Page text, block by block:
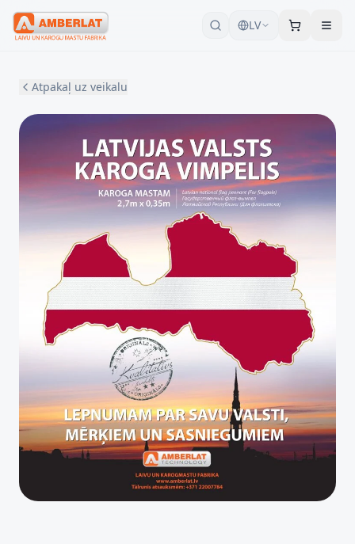
LV
Atpakaļ uz veikalu